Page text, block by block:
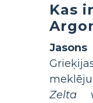
Kas
Zelta